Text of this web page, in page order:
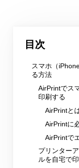
目次
スマホ（
る方法
AirPrintでス
印刷する
AirPrintと
AirPrintに
AirPrintで
プリンター
ルを自宅で